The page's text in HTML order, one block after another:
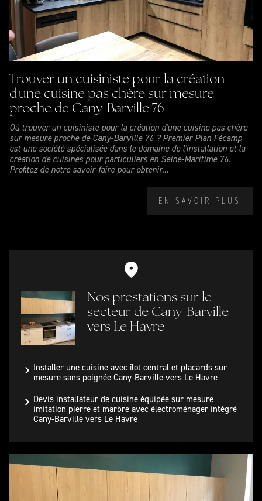
Trouver un cuisiniste pour la création
d'une cuisine pas chère sur mesure
proche de Cany-Barville 76
Où trouver un cuisiniste pour la création d'une cuisine pas chère
sur mesure proche de Cany-Barville 76 ? Premier Plan Fécamp
est une société spécialisée dans le domaine de l'installation et la
création de cuisines pour particuliers en Seine-Maritime 76.
Profitez de notre savoir-faire pour obtenir...
EN SAVOIR PLUS
Nos prestations sur le
secteur de Cany-Barville
vers Le Havre
Installer une cuisine avec îlot central et placards sur
mesure sans poignée Cany-Barville vers Le Havre
Devis installateur de cuisine équipée sur mesure
imitation pierre et marbre avec électroménager intégré
Cany-Barville vers Le Havre